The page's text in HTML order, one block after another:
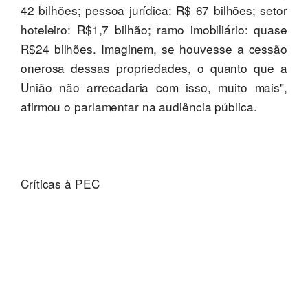
42 bilhões; pessoa jurídica: R$ 67 bilhões; setor
hoteleiro: R$1,7 bilhão; ramo imobiliário: quase
R$24 bilhões. Imaginem, se houvesse a cessão
onerosa dessas propriedades, o quanto que a
União não arrecadaria com isso, muito mais",
afirmou o parlamentar na audiência pública.
Críticas à PEC